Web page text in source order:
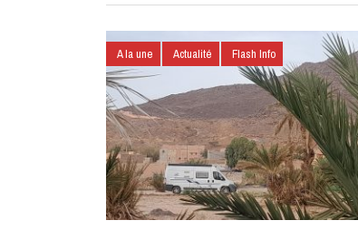
A la une Actualité Flash Info